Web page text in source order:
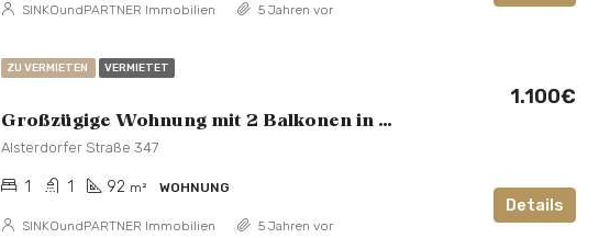
SINKOundPARTNER Immobilien 5 Jahren vor
ZU VERMIETEN VERMIETET
Großzügige Wohnung mit 2 Balkonen in Alsterdorf
1.100€
Alsterdorfer Straße 347
1 1 92 m² WOHNUNG
Details
SINKOundPARTNER Immobilien 5 Jahren vor